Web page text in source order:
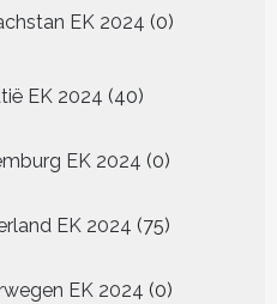
EK 2024 0
producten
EK 2024 4040
EK 2024 00
EK 2024 7575
EK 2024 00